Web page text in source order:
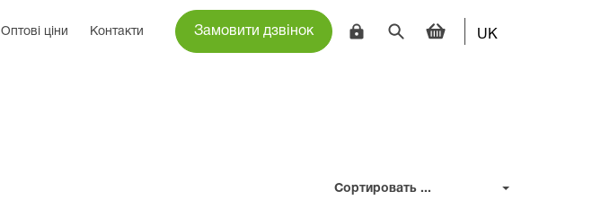
Оптові ціни Контакти Замовити дзвінок UK
Сортировать ...